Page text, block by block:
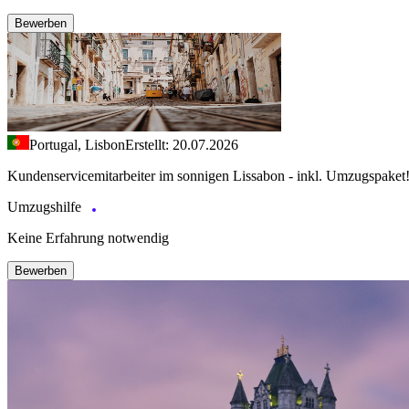
Bewerben
Portugal, LisbonErstellt: 20.07.2026
Kundenservicemitarbeiter im sonnigen Lissabon - inkl. Umzugspaket!
Umzugshilfe
Keine Erfahrung notwendig
Bewerben